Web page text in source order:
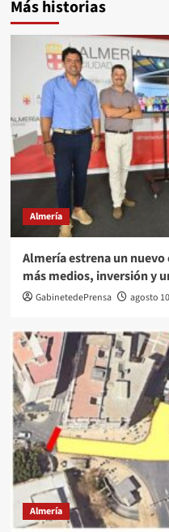
Más historias
Almería
Almería estrena un
más medios, inversión y
GabinetedePrensa agosto
Almería